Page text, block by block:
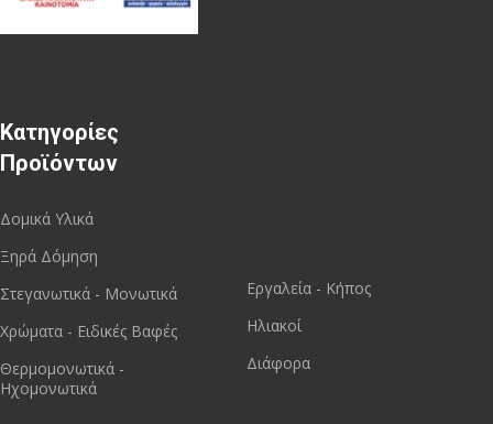
Κατηγορίες
Προϊόντων
Δομικά Υλικά
Ξηρά Δόμηση
Στεγανωτικά - Μονωτικά
Χρώματα - Ειδικές Βαφές
Θερμομονωτικά -
Ηχομονωτικά
Εργαλεία - Κήπος
Ηλιακοί
Διάφορα